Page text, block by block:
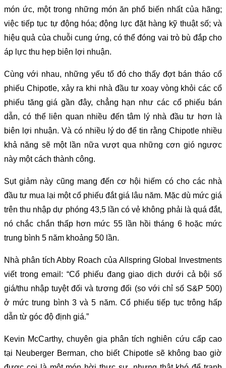
món ức, một trong những món ăn phổ biến nhất của hãng;
việc tiếp tục tự động hóa; động lực đặt hàng kỹ thuật số; và
hiệu quả của chuỗi cung ứng, có thể đóng vai trò bù đắp cho
áp lực thu hẹp biên lợi nhuận.
Cùng với nhau, những yếu tố đó cho thấy đợt bán tháo cổ
phiếu Chipotle, xảy ra khi nhà đầu tư xoay vòng khỏi các cổ
phiếu tăng giá gần đây, chẳng hạn như các cổ phiếu bán
dẫn, có thể liên quan nhiều đến tâm lý nhà đầu tư hơn là
biên lợi nhuận. Và có nhiều lý do để tin rằng Chipotle nhiều
khả năng sẽ một lần nữa vượt qua những cơn gió ngược
này một cách thành công.
Sụt giảm này cũng mang đến cơ hội hiếm có cho các nhà
đầu tư mua lại một cổ phiếu đắt giá lâu năm. Mặc dù mức giá
trên thu nhập dự phóng 43,5 lần có vẻ không phải là quá đắt,
nó chắc chắn thấp hơn mức 55 lần hồi tháng 6 hoặc mức
trung bình 5 năm khoảng 50 lần.
Nhà phân tích Abby Roach của Allspring Global Investments
viết trong email: “Cổ phiếu đang giao dịch dưới cả bội số
giá/thu nhập tuyệt đối và tương đối (so với chỉ số S&P 500)
ở mức trung bình 3 và 5 năm. Cổ phiếu tiếp tục trông hấp
dẫn từ góc độ định giá.”
Kevin McCarthy, chuyên gia phân tích nghiên cứu cấp cao
tại Neuberger Berman, cho biết Chipotle sẽ không bao giờ